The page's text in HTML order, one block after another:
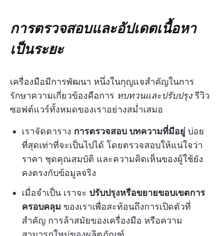
การตรวจสอบและอัปเดตเนื้อหา
เป็นระยะ
เครื่องมือมีการพัฒนา หนึ่งในกุญแจสำคัญในการ
รักษาความเกี่ยวข้องคือการ ทบทวนและปรับปรุงรีวิว
ซอฟต์แวร์ทั้งหมดของเราอย่างสม่ำเสมอ
เราจัดตาราง การตรวจสอบ บทความที่มีอยู่ บ่อย
ที่สุดเท่าที่จะเป็นไปได้ โดยตรวจสอบให้แน่ใจว่า
ราคา ชุดคุณสมบัติ และความคิดเห็นของผู้ใช้ยัง
คงตรงกับข้อมูลจริง
เมื่อจำเป็น เราจะ ปรับปรุงหรือขยายขอบเขตการ
ครอบคลุม ของเราเพื่อสะท้อนถึงการเปิดตัวที่
สำคัญ การล้าสมัยของเครื่องมือ หรือความ